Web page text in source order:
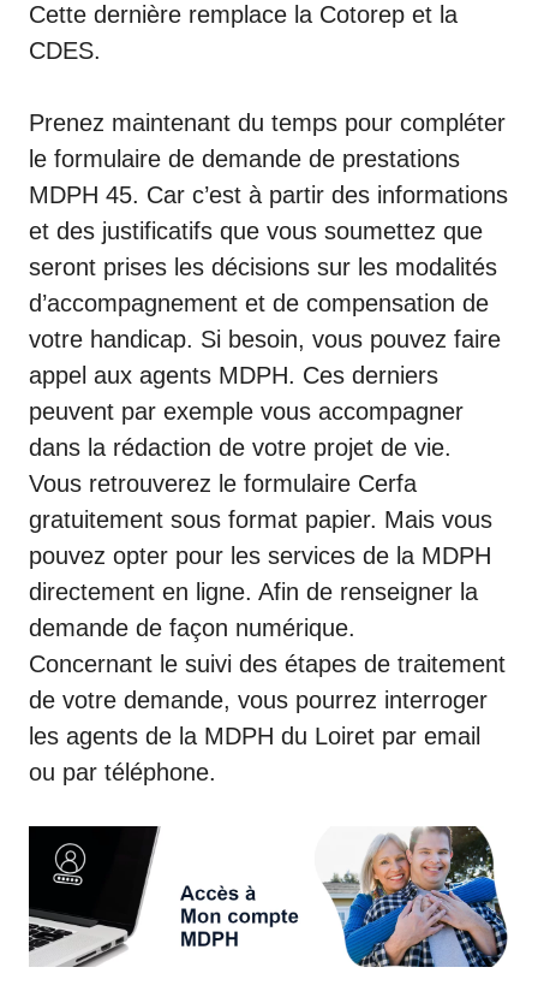
Cette dernière remplace la Cotorep et la
CDES.
Prenez maintenant du temps pour compléter
le formulaire de demande de prestations
MDPH 45. Car c’est à partir des informations
et des justificatifs que vous soumettez que
seront prises les décisions sur les modalités
d’accompagnement et de compensation de
votre handicap. Si besoin, vous pouvez faire
appel aux agents MDPH. Ces derniers
peuvent par exemple vous accompagner
dans la rédaction de votre projet de vie.
Vous retrouverez le formulaire Cerfa
gratuitement sous format papier. Mais vous
pouvez opter pour les services de la MDPH
directement en ligne. Afin de renseigner la
demande de façon numérique.
Concernant le suivi des étapes de traitement
de votre demande, vous pourrez interroger
les agents de la MDPH du Loiret par email
ou par téléphone.